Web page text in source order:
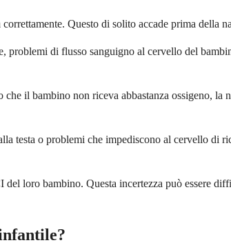
Questo di solito accade prima della
di flusso sanguigno al cervello del
il bambino non riceva abbastanza ossigeno, la
o problemi che impediscono al cervello di
loro bambino. Questa incertezza può essere